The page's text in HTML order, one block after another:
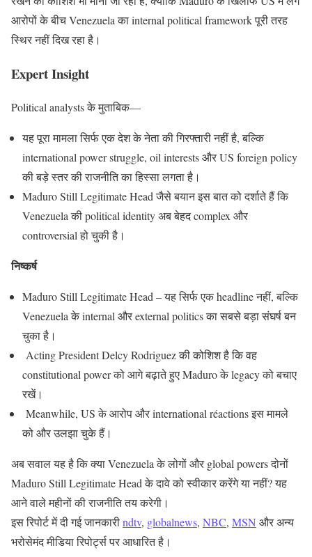
आरोपों के बीच Venezuela का internal political framework पूरी तरह
स्थिर नहीं दिख रहा है।
Expert Insight
Political analysts के मुताबिक—
यह पूरा मामला सिर्फ एक देश के नेता की गिरफ्तारी नहीं है, बल्कि
international power struggle, oil interests और US foreign policy
की बड़े स्तर की राजनीति का हिस्सा लगता है।
Maduro Still Legitimate Head जैसे बयान इस बात को दर्शाते हैं कि
Venezuela की political identity अब बेहद complex और
controversial हो चुकी है।
निष्कर्ष
Maduro Still Legitimate Head – यह सिर्फ एक headline नहीं, बल्कि
Venezuela के internal और external politics का सबसे बड़ा संघर्ष बन
चुका है।
Acting President Delcy Rodriguez की कोशिश है कि वह
constitutional power को आगे बढ़ाते हुए Maduro के legacy को बचाए
रखें।
Meanwhile, US के आरोप और international réactions इस मामले
को और उलझा चुके हैं।
अब सवाल यह है कि क्या Venezuela के लोगों और global powers दोनों
Maduro Still Legitimate Head के दावे को स्वीकार करेंगे या नहीं? यह
आने वाले महीनों की राजनीति तय करेगी।
इस रिपोर्ट में दी गई जानकारीndtv, globalnews, NBC, MSN और अन्य
भरोसेमंद मीडिया रिपोर्ट्स पर आधारित है।